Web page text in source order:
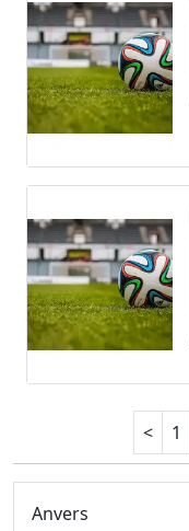
< 1
Anvers